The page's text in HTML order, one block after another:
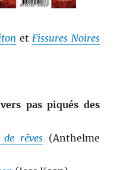
et Fissures Noires
pas piqués des
rêves(Anthelme